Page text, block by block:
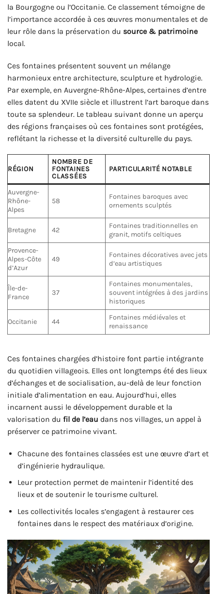
la Bourgogne ou l’Occitanie. Ce classement témoigne de
l’importance accordée à ces œuvres monumentales et de
leur rôle dans la préservation du source & patrimoine
local.
Ces fontaines présentent souvent un mélange
harmonieux entre architecture, sculpture et hydrologie.
Par exemple, en Auvergne-Rhône-Alpes, certaines d’entre
elles datent du XVIIe siècle et illustrent l’art baroque dans
toute sa splendeur. Le tableau suivant donne un aperçu
des régions françaises où ces fontaines sont protégées,
reflétant la richesse et la diversité culturelle du pays.
RÉGION
NOMBRE DE
FONTAINES
CLASSÉES
PARTICULARITÉ NOTABLE
Auvergne-
Rhône-
Alpes
58
Fontaines baroques avec
ornements sculptés
Bretagne 42
Fontaines traditionnelles en
granit, motifs celtiques
Provence-
Alpes-Côte
d’Azur
49
Fontaines décoratives avec jets
d’eau artistiques
Île-de-
France
37
Fontaines monumentales,
souvent intégrées à des jardins
historiques
Occitanie 44
Fontaines médiévales et
renaissance
Ces fontaines chargées d’histoire font partie intégrante
du quotidien villageois. Elles ont longtemps été des lieux
d’échanges et de socialisation, au-delà de leur fonction
initiale d’alimentation en eau. Aujourd’hui, elles
incarnent aussi le développement durable et la
valorisation du fil de l’eau dans nos villages, un appel à
préserver ce patrimoine vivant.
Chacune des fontaines classées est une œuvre d’art et
d’ingénierie hydraulique.
Leur protection permet de maintenir l’identité des
lieux et de soutenir le tourisme culturel.
Les collectivités locales s’engagent à restaurer ces
fontaines dans le respect des matériaux d’origine.